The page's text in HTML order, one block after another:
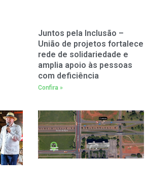
Juntos pela Inclusão –
União de projetos fortalece
rede de solidariedade e
amplia apoio às pessoas
com deficiência
Confira »